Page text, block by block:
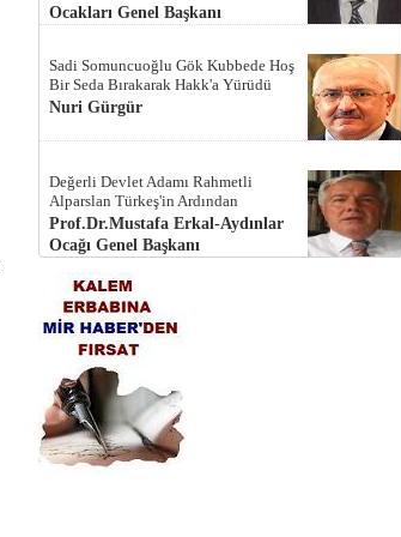
Ocakları Genel Başkanı
Sadi Somuncuoğlu Gök Kubbede Hoş
Bir Seda Bırakarak Hakk'a Yürüdü
Nuri Gürgür
Değerli Devlet Adamı Rahmetli
Alparslan Türkeş'in Ardından
Prof.Dr.Mustafa Erkal-Aydınlar
Ocağı Genel Başkanı